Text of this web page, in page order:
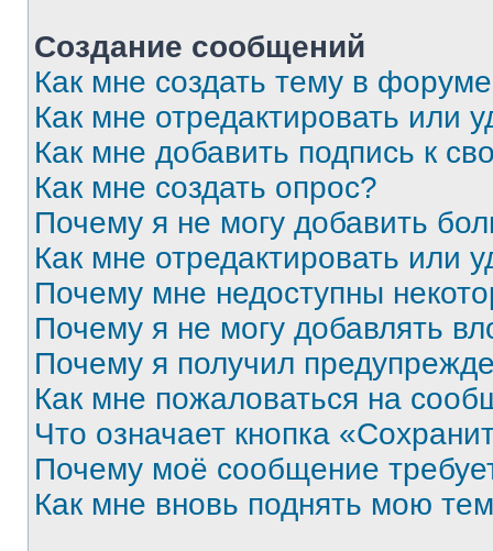
Создание сообщений
Как мне создать тему в
Как мне отредактировать или
Как мне добавить подпись к
Как мне создать опрос?
Почему я не могу добавить
Как мне отредактировать или
Почему мне недоступны
Почему я не могу добавлять
Почему я получил
Как мне пожаловаться на
Что означает кнопка
Почему моё сообщение
Как мне вновь поднять мою